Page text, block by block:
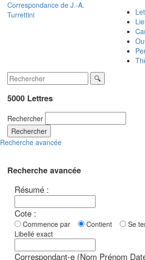
Correspondance de J.-A.
Turrettini
5000 Lettres
Rechercher
Rechercher
Recherche avancée
Recherche avancée
Résumé :
Cote :
Commence par Contient
Se
Libellé exact
Correspondant-e (Nom Prénom